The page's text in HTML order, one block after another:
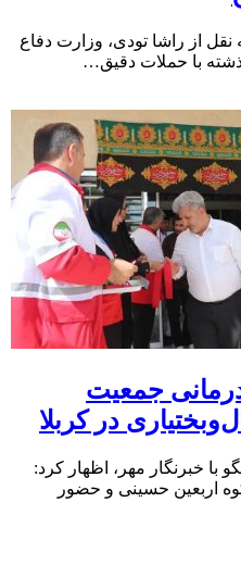
از راشا تودی، وزارت دفاع
با حملات دقیق…
جمعیت
در کربلا
با خبرنگار مهر، اظهار کرد:
اربعین حسینی و حضور